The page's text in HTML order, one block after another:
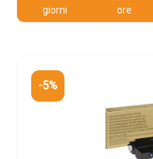
giorni ore
-5%